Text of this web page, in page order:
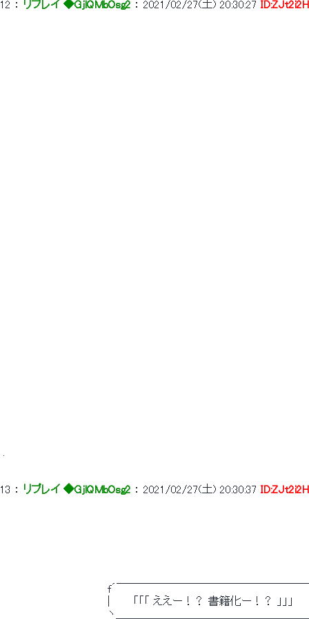
12 ： リプレイ ◆GjlQMbOsg2 ： 2021/02/27(土) 20:30:27
.
13 ： リプレイ ◆GjlQMbOsg2 ： 2021/02/27(土) 20:30:37
f´￣￣￣￣￣￣￣￣￣￣￣￣￣￣￣￣￣￣
|　　　「「「 ええー！？ 書籍化ー！？ 」」」
ヽ＿＿＿＿＿＿＿＿＿＿＿＿＿＿＿＿＿